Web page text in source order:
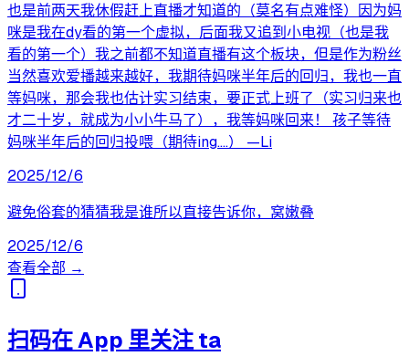
也是前两天我休假赶上直播才知道的（莫名有点难怪）因为妈
咪是我在dy看的第一个虚拟，后面我又追到小电视（也是我
看的第一个）我之前都不知道直播有这个板块，但是作为粉丝
当然喜欢爱播越来越好，我期待妈咪半年后的回归，我也一直
等妈咪，那会我也估计实习结束，要正式上班了（实习归来也
才二十岁，就成为小小牛马了），我等妈咪回来！ 孩子等待
妈咪半年后的回归投喂（期待ing....） —Li
2025/12/6
避免俗套的猜猜我是谁所以直接告诉你，窝嫩叠
2025/12/6
查看全部 →
扫码在 App 里关注 ta